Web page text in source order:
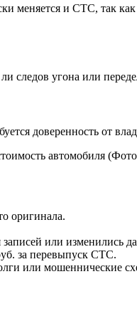
меняется и СТС, так
следов угона или
доверенность от
автомобиля
оригинала.
или изменились
за перевыпуск СТС.
или мошеннические